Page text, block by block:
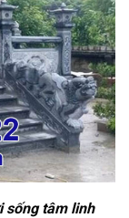
sống tâm linh